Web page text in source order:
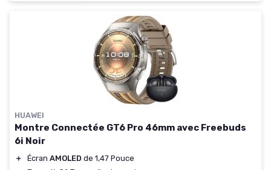
HUAWEI
Montre Connectée GT6 Pro 46mm avec Freebuds
6i Noir
＋ Écran AMOLED de 1,47 Pouce